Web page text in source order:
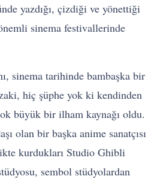
yazdığı, çizdiği ve yönettiği
sinema festivallerinde
sinema tarihinde bambaşka bir
hiç şüphe yok ki kendinden
büyük bir ilham kaynağı oldu.
olan bir başka anime sanatçısı
kurdukları Studio Ghibli
sembol stüdyolardan